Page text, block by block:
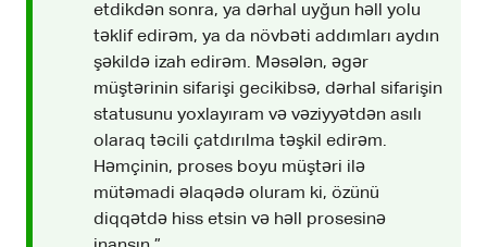
etdikdən sonra, ya dərhal uyğun həll yolu
təklif edirəm, ya da növbəti addımları aydın
şəkildə izah edirəm. Məsələn, əgər
müştərinin sifarişi gecikibsə, dərhal sifarişin
statusunu yoxlayıram və vəziyyətdən asılı
olaraq təcili çatdırılma təşkil edirəm.
Həmçinin, proses boyu müştəri ilə
mütəmadi əlaqədə oluram ki, özünü
diqqətdə hiss etsin və həll prosesinə